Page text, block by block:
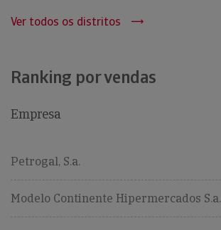
Ver todos os distritos
Ranking por vendas
Empresa
Petrogal, S.a.
Modelo Continente Hipermercados S.a.